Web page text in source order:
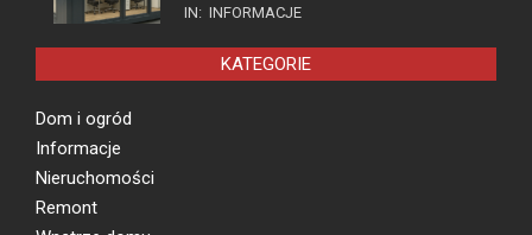
IN: INFORMACJE
KATEGORIE
Dom i ogród
Informacje
Nieruchomości
Remont